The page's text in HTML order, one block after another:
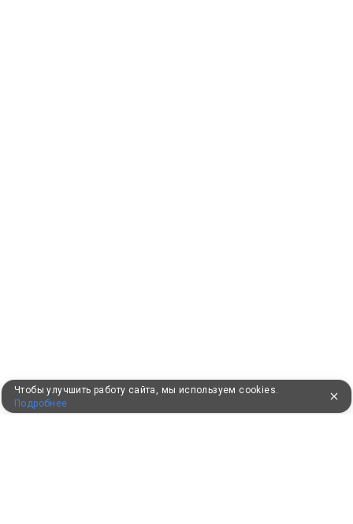
Чтобы улучшить работу сайта, мы используем cookies.
Подробнее